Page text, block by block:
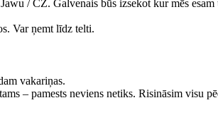
/ ČZ. Galvenais būs izsekot kur mēs
Var ņemt līdz telti.
vakariņas.
– pamests neviens netiks. Risināsim visu